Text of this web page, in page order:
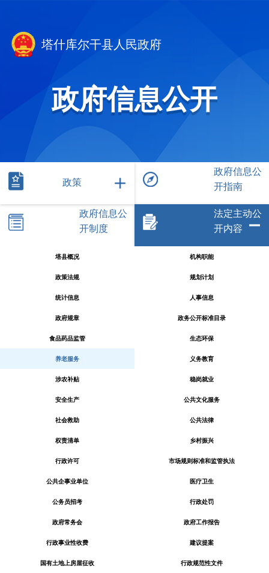
塔什库尔干县人民政府
政府信息公开
政策
政府信息公
开指南
政府信息公
开制度
法定主动公
开内容
塔县概况 机构职能
政策法规 规划计划
统计信息 人事信息
政府规章 政务公开标准目录
食品药品监管 生态环保
养老服务 义务教育
涉农补贴 稳岗就业
安全生产 公共文化服务
社会救助 公共法律
权责清单 乡村振兴
行政许可 市场规则标准和监管执法
公共企事业单位 医疗卫生
公务员招考 行政处罚
政府常务会 政府工作报告
行政事业性收费 建议提案
国有土地上房屋征收 行政规范性文件